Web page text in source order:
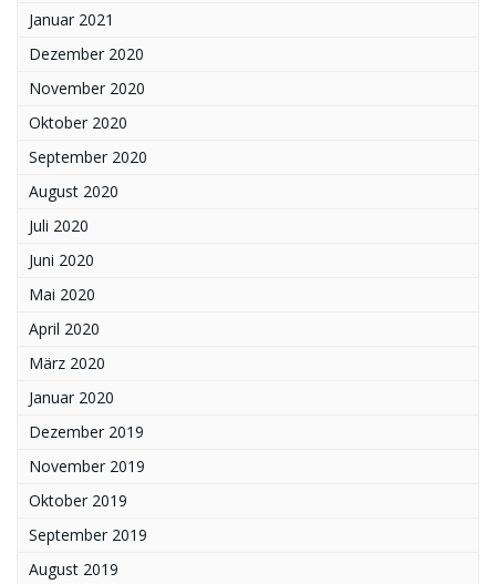
Januar 2021
Dezember 2020
November 2020
Oktober 2020
September 2020
August 2020
Juli 2020
Juni 2020
Mai 2020
April 2020
März 2020
Januar 2020
Dezember 2019
November 2019
Oktober 2019
September 2019
August 2019